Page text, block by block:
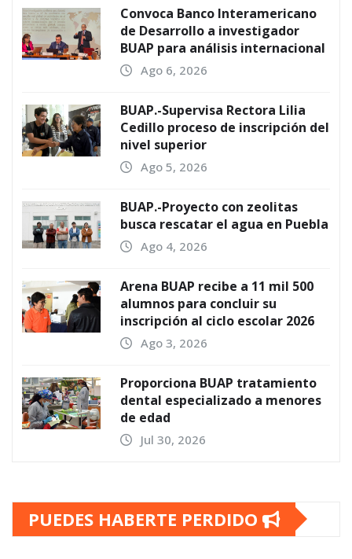
Convoca Banco Interamericano
de Desarrollo a investigador
BUAP para análisis internacional
Ago 6, 2026
BUAP.-Supervisa Rectora Lilia
Cedillo proceso de inscripción del
nivel superior
Ago 5, 2026
BUAP.-Proyecto con zeolitas
busca rescatar el agua en Puebla
Ago 4, 2026
Arena BUAP recibe a 11 mil 500
alumnos para concluir su
inscripción al ciclo escolar 2026
Ago 3, 2026
Proporciona BUAP tratamiento
dental especializado a menores
de edad
Jul 30, 2026
PUEDES HABERTE PERDIDO